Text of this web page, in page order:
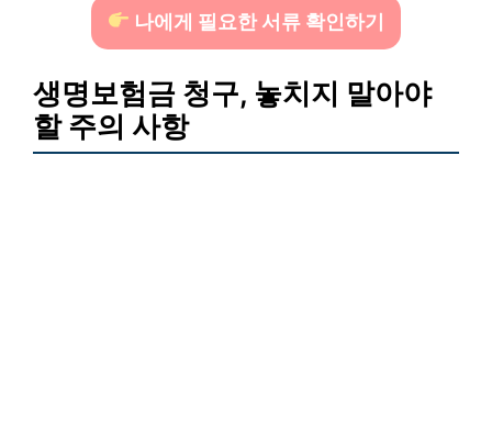
나에게 필요한 서류 확인하기
생명보험금 청구, 놓치지 말아야
할 주의 사항